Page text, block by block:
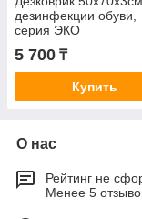
дезинфекции обуви,
серия ЭКО
5 700 ₸
Купить
О нас
Рейтинг не
Менее 5